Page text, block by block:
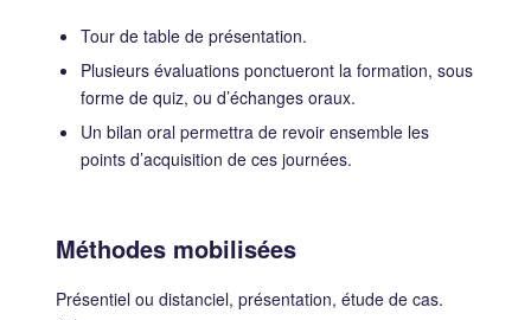
Tour de table de présentation.
Plusieurs évaluations ponctueront la formation, sous
forme de quiz, ou d’échanges oraux.
Un bilan oral permettra de revoir ensemble les
points d’acquisition de ces journées.
Méthodes mobilisées
Présentiel ou distanciel, présentation, étude de cas.